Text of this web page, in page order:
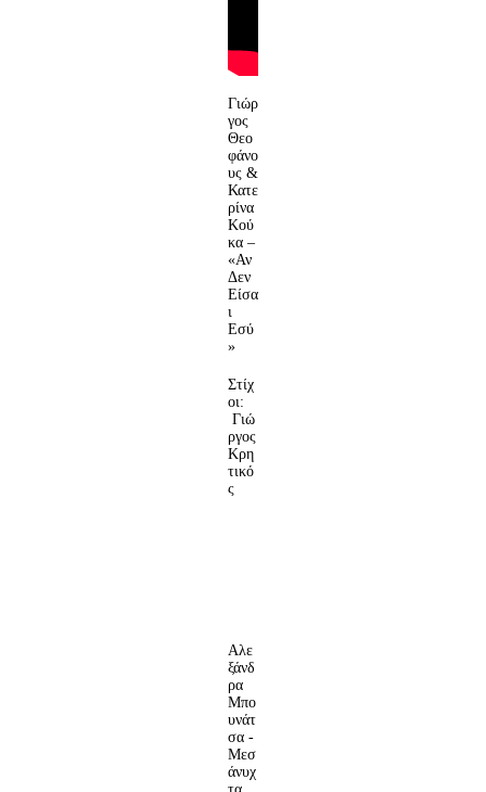
Γιώρ
γος
Θεο
φάνο
υς &
Κατε
ρίνα
Κού
κα –
«Αν
Δεν
Είσα
ι
Εσύ
»
Στίχ
οι:
Γιώ
ργος
Κρη
τικό
ς
Αλε
ξάνδ
ρα
Μπο
υνάτ
σα -
Μεσ
άνυχ